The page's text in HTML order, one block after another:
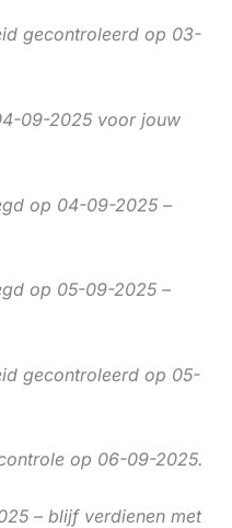
gecontroleerd op 03-
09-2025 voor jouw
op 04-09-2025 –
op 05-09-2025 –
gecontroleerd op 05-
op 06-09-2025.
– blijf verdienen met